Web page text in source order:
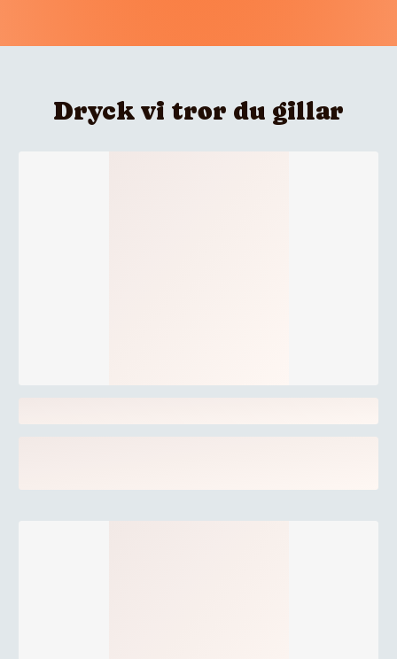
Dryck vi tror du gillar